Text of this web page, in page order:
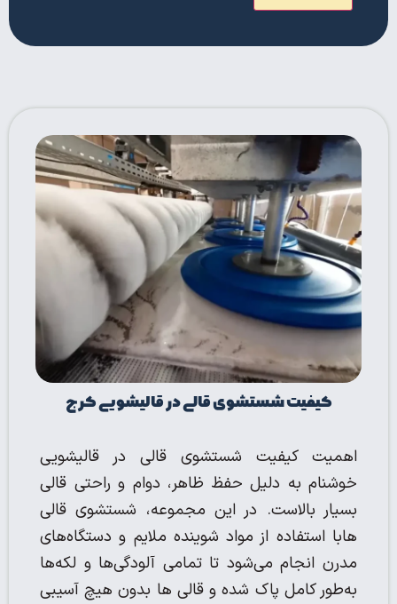
کیفیت شستشوی قالی در قالیشویی کرج
اهمیت کیفیت شستشوی قالی در قالیشویی
خوشنام به دلیل حفظ ظاهر، دوام و راحتی قالی
بسیار بالاست. در این مجموعه، شستشوی قالی
هابا استفاده از مواد شوینده ملایم و دستگاه‌های
مدرن انجام می‌شود تا تمامی آلودگی‌ها و لکه‌ها
به‌طور کامل پاک شده و قالی ها بدون هیچ آسیبی